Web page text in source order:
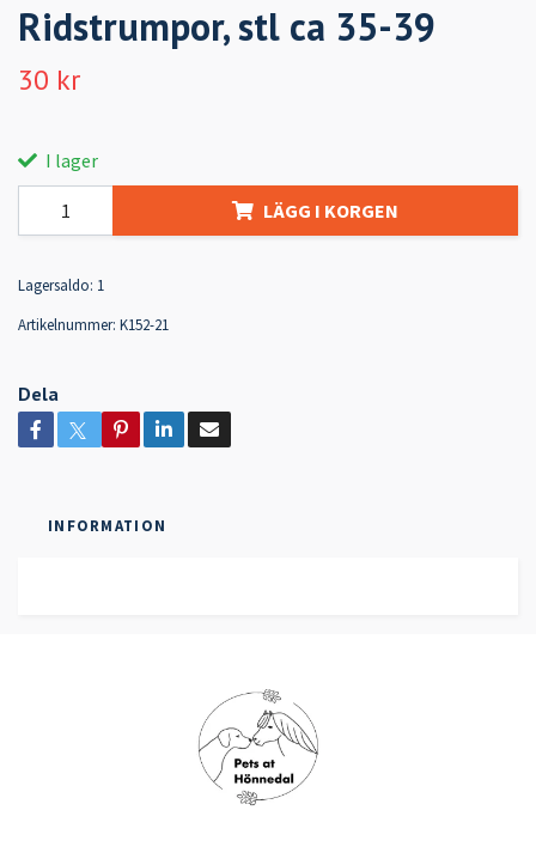
Ridstrumpor, stl ca 35-39
30 kr
I lager
LÄGG I KORGEN
Lagersaldo: 1
Artikelnummer: K152-21
Dela
INFORMATION